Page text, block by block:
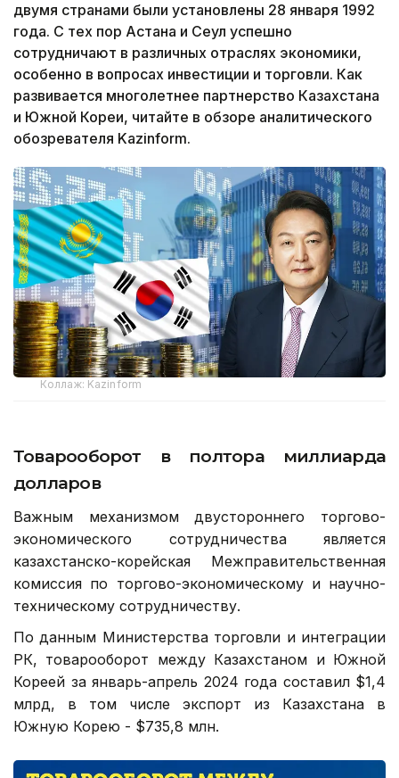
двумя странами были установлены 28 января 1992
года. С тех пор Астана и Сеул успешно
сотрудничают в различных отраслях экономики,
особенно в вопросах инвестиции и торговли. Как
развивается многолетнее партнерство Казахстана
и Южной Кореи, читайте в обзоре аналитического
обозревателя Kazinform.
Коллаж: Kazinform
Товарооборот в полтора миллиарда
долларов
Важным механизмом двустороннего торгово-
экономического сотрудничества является
казахстанско-корейская Межправительственная
комиссия по торгово-экономическому и научно-
техническому сотрудничеству.
По данным Министерства торговли и интеграции
РК, товарооборот между Казахстаном и Южной
Кореей за январь-апрель 2024 года составил $1,4
млрд, в том числе экспорт из Казахстана в
Южную Корею - $735,8 млн.